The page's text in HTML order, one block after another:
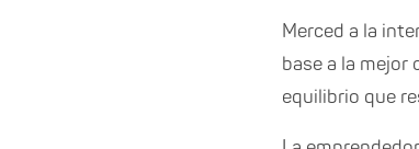
Merced a la
base a la
equilibrio que